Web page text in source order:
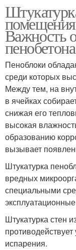
Важность
пенобетона
Пеноблоки
среди которых
Между тем, на
в ячейках
снижая его
высокая
образованию
вызывает
Штукатурка
вредных
специальными
Штукатурка стен
испарения.